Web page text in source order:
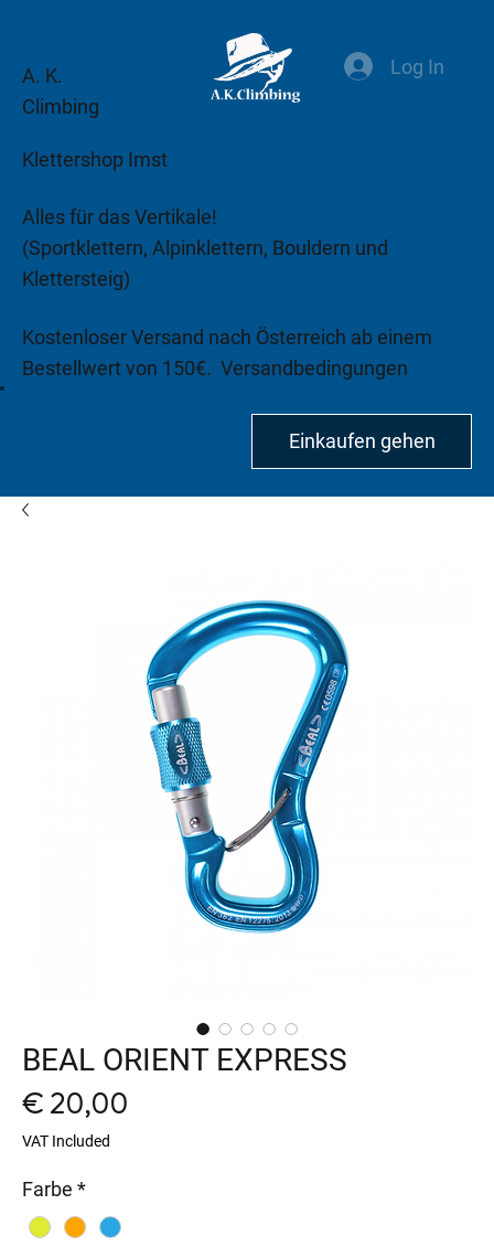
A. K.
Climbing
Klettershop Imst
Alles für das Vertikale!
(Sportklettern, Alpinklettern, Bouldern und
Klettersteig)
Kostenloser Versand nach Österreich ab einem
Bestellwert von 150€. Versandbedingungen
Log In
BEAL ORIENT EXPRESS
€ 20,00
VAT Included
Farbe *
Einkaufen gehen